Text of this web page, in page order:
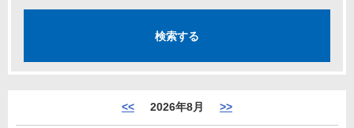
<< 2026年8月 >>